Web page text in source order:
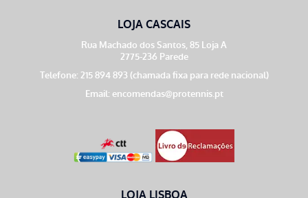
LOJA CASCAIS
Rua Machado dos Santos, 85 Loja A
2775-236 Parede
Telefone: 215 894 893 (chamada fixa para rede nacional)
Email: encomendas@protennis.pt
LOJA LISBOA